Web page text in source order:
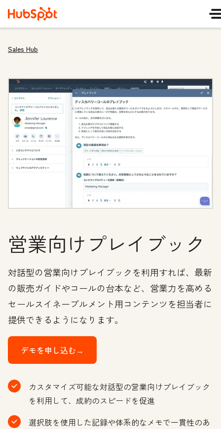
Sales Hub
営業向けプレイブック
対話型の営業向けプレイブックを利用すれば、最新
の販売ガイドやコールの台本など、営業力を高める
セールスイネーブルメント用コンテンツを担当者に
提供できるようになります。
デモを申し込む→
カスタマイズ可能な対話型の営業向けプレイブック
を利用して、成約のスピードを促進
選択肢を使用した記録や体系的なメモで一貫性のあ